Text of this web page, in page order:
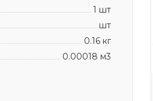
1 шт
шт
0.16 кг
0.00018 м3